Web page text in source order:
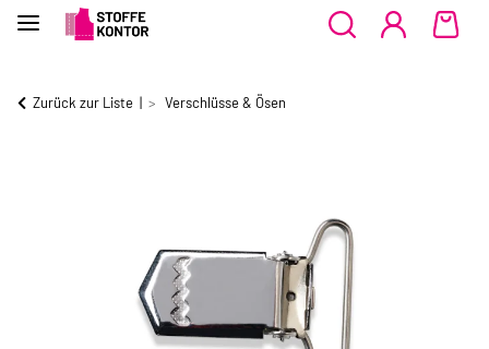
Zurück zur Liste Verschlüsse & Ösen